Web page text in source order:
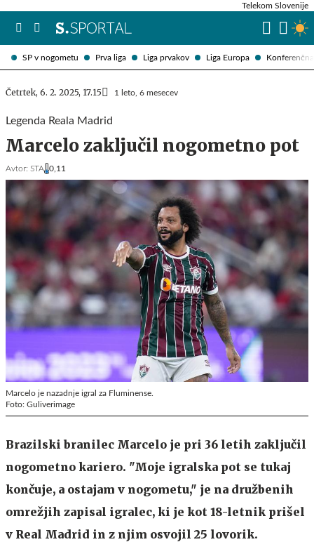
SP v nogometu Prva liga Liga prvakov Liga Europa
Telekom Slovenije
Četrtek, 6. 2. 2025, 17.15 1 leto, 6 mesecev
Legenda Reala Madrid
Marcelo zaključil nogometno pot
Avtor: STA 0,11
Marcelo je nazadnje igral za Fluminense.
Foto: Guliverimage
Brazilski branilec Marcelo je pri 36 letih zaključil
nogometno kariero. "Moje igralska pot se tukaj
končuje, a ostajam v nogometu," je na družbenih
omrežjih zapisal igralec, ki je kot 18-letnik prišel
v Real Madrid in z njim osvojil 25 lovorik.